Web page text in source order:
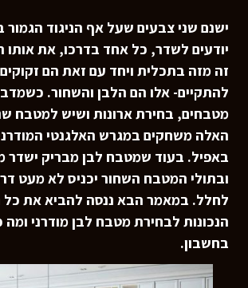
ישנם שני צבעים שעל אף הניגוד הגמור
יודעים לשדר, כל אחד בדרכו, את אותו
זה מזה בתכלית ויחד עם זאת הם
להתקיים- אלו הם הלבן והשחור.
מטבחים, בחירת ארונות ושיש למטבח
האלה משחקים במגרש האלגנטי
באפיל. בעוד שמטבח לבן מבריק ישדר
ובתולי המטבח השחור יכניס לא מעט
לחלל. במאמר הבא ננסה להביא את כל
הנכונות לבחירת מטבח לבן מודרני
בחשבון.